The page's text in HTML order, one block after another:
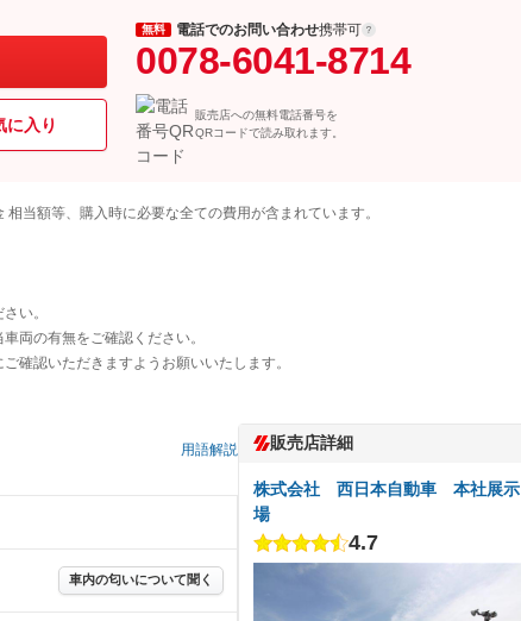
に入り
無料 電話でのお問い合わせ携帯可
0078-6041-8714
販売店への無料電話番号を
QRコードで読み取れます。
当額等、購入時に必要な全ての費用が含まれています。
い。
両の有無をご確認ください。
確認いただきますようお願いいたします。
用語解説
車内の匂いについて聞く
販売店詳細
株式会社 西日本自動車 本社展示
場
4.7